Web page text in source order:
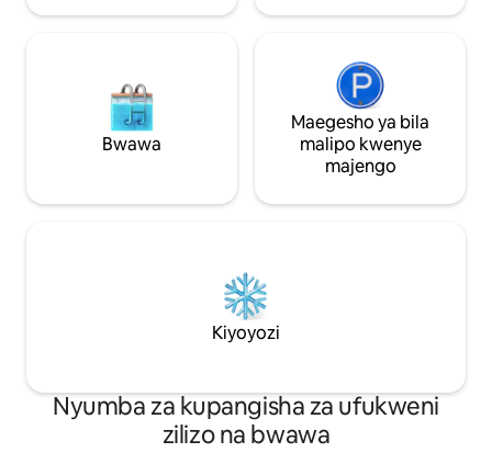
Bwawa
Maegesho ya bila
malipo kwenye
majengo
Kiyoyozi
Nyumba za kupangisha za ufukweni
zilizo na bwawa